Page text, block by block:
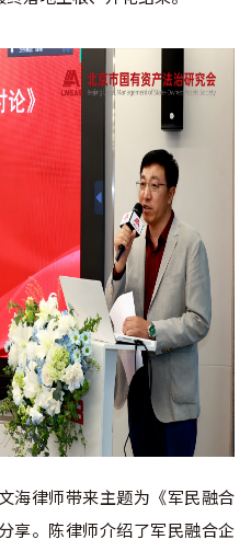
海律师带来主题为《军民融合
享。陈律师介绍了军民融合企